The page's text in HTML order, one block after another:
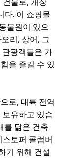
다. 이 쇼핑몰
물원이 있으
리, 상어, 그
광객들은 가
을 즐길 수 있
로, 대륙 전역
보유하고 있습
를 닮은 건축
토퍼 콜럼버
기 위해 건설